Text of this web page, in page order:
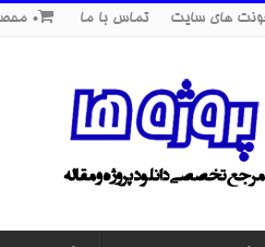
های سایت تماس با ما 0 محصول